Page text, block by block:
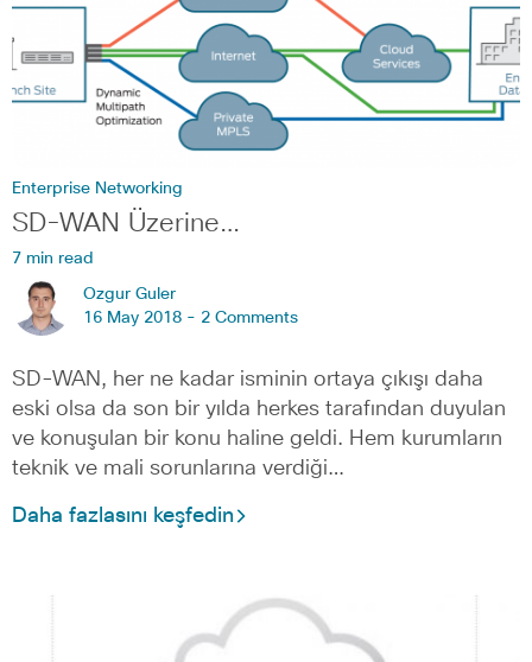
Enterprise Networking
SD-WAN Üzerine…
7 min read
Ozgur Guler
16 May 2018 - 2 Comments
SD-WAN, her ne kadar isminin ortaya çıkışı daha
eski olsa da son bir yılda herkes tarafından duyulan
ve konuşulan bir konu haline geldi. Hem kurumların
teknik ve mali sorunlarına verdiği…
Daha fazlasını keşfedin